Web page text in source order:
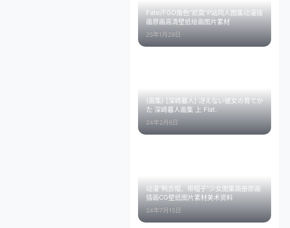
Fate/FGO角色”尼莫”P站同人图集动漫插
画原画高清壁纸绘画图片素材
25年1月29日
(画集) [深崎暮人] 冴えない彼女の育てか
た 深崎暮人画集 上 Flat.
24年2月6日
动漫”鸭舌帽、带帽子”少女图集画册原画
插画CG壁纸图片素材美术资料
24年7月15日